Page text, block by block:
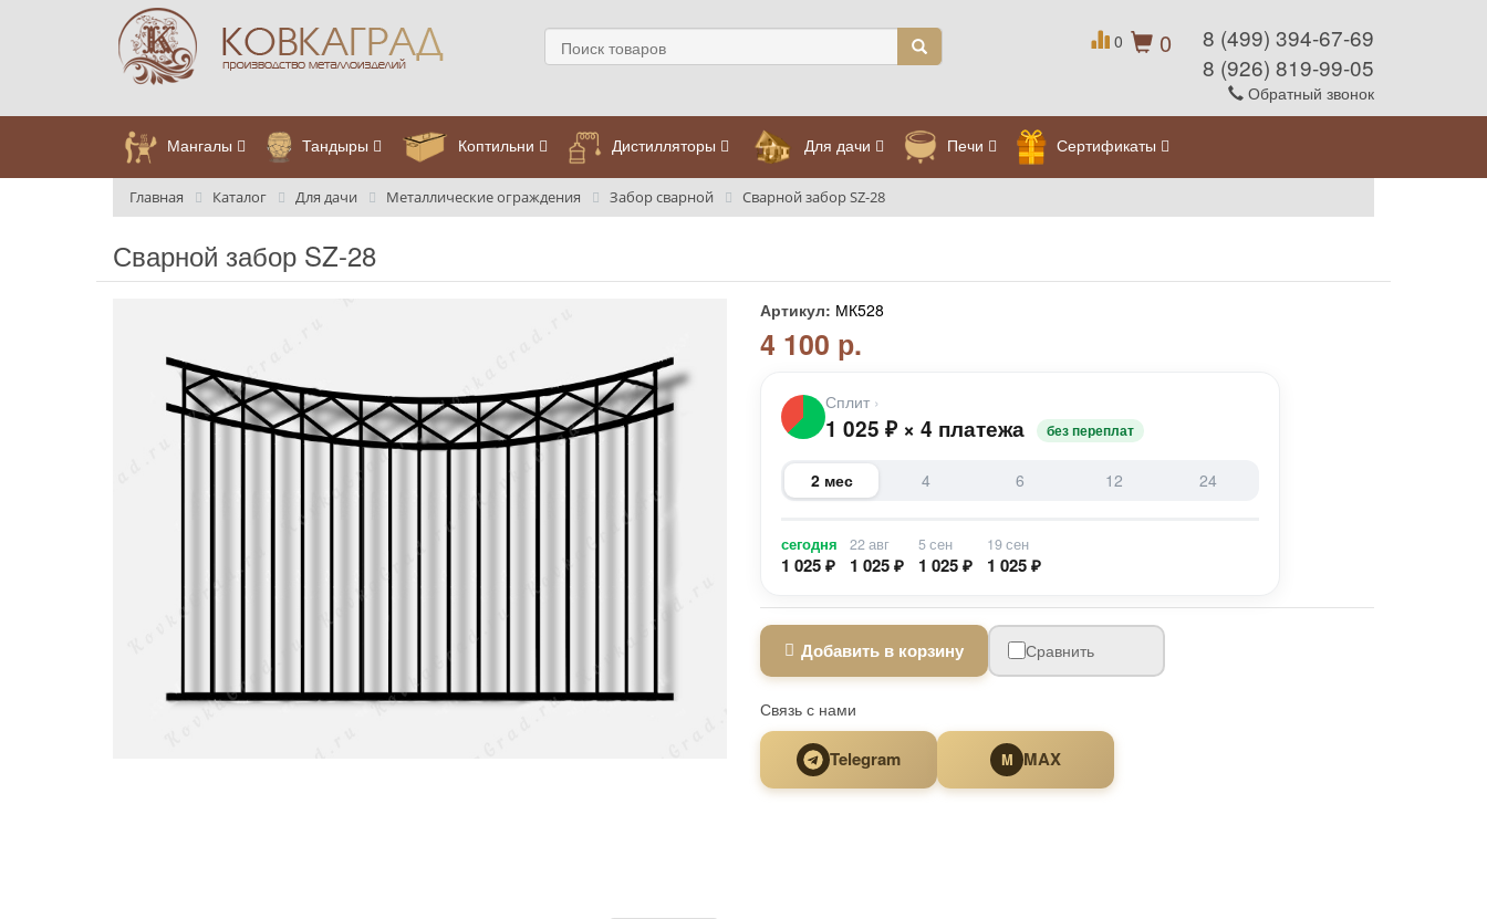
0
0
8 (499) 394-67-69
8 (926) 819-99-05
Обратный звонок
Мангалы Тандыры Коптильни Дистилляторы Для дачи Печи Сертификаты
Главная Каталог Для дачи Металлические ограждения Забор сварной Сварной забор SZ-28
Сварной забор SZ-28
Артикул: МК528
4 100 р.
Сплит ›
1 025 ₽ × 4 платежа без переплат
2 мес 4 6 12 24
сегодня
1 025 ₽
22 авг
1 025 ₽
5 сен
1 025 ₽
19 сен
1 025 ₽
Добавить в корзину Сравнить
Связь с нами
Telegram M MAX